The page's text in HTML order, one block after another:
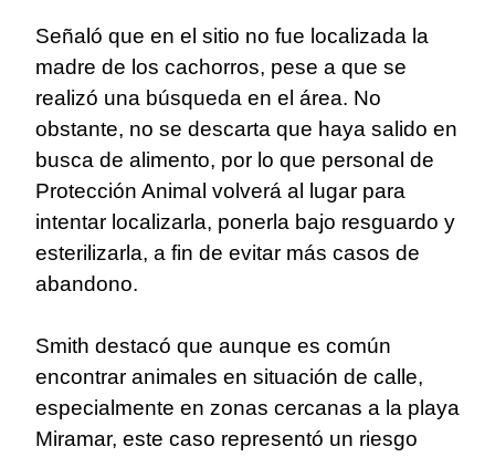
Señaló que en el sitio no fue localizada la
madre de los cachorros, pese a que se
realizó una búsqueda en el área. No
obstante, no se descarta que haya salido en
busca de alimento, por lo que personal de
Protección Animal volverá al lugar para
intentar localizarla, ponerla bajo resguardo y
esterilizarla, a fin de evitar más casos de
abandono.
Smith destacó que aunque es común
encontrar animales en situación de calle,
especialmente en zonas cercanas a la playa
Miramar, este caso representó un riesgo